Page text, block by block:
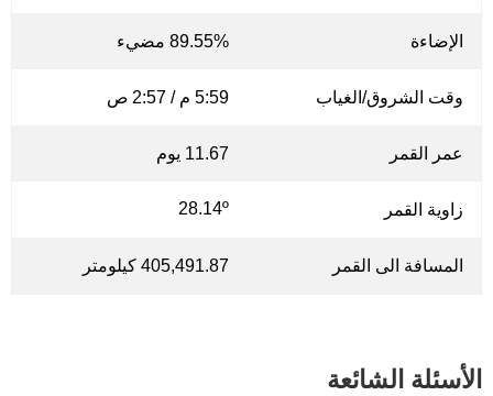
الإضاءة 89.55% مضيء
وقت الشروق/الغياب 5:59 م / 2:57 ص
عمر القمر 11.67 يوم
زاوية القمر 28.14º
المسافة الى القمر 405,491.87 كيلومتر
الأسئلة الشائعة